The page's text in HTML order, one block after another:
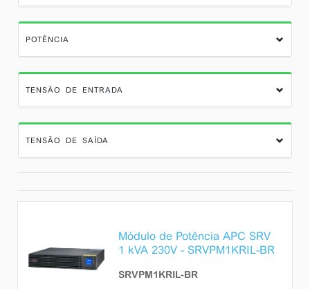
POTÊNCIA
TENSÃO DE ENTRADA
TENSÃO DE SAÍDA
Módulo de Potência APC SRV
1 kVA 230V - SRVPM1KRIL-BR
SRVPM1KRIL-BR